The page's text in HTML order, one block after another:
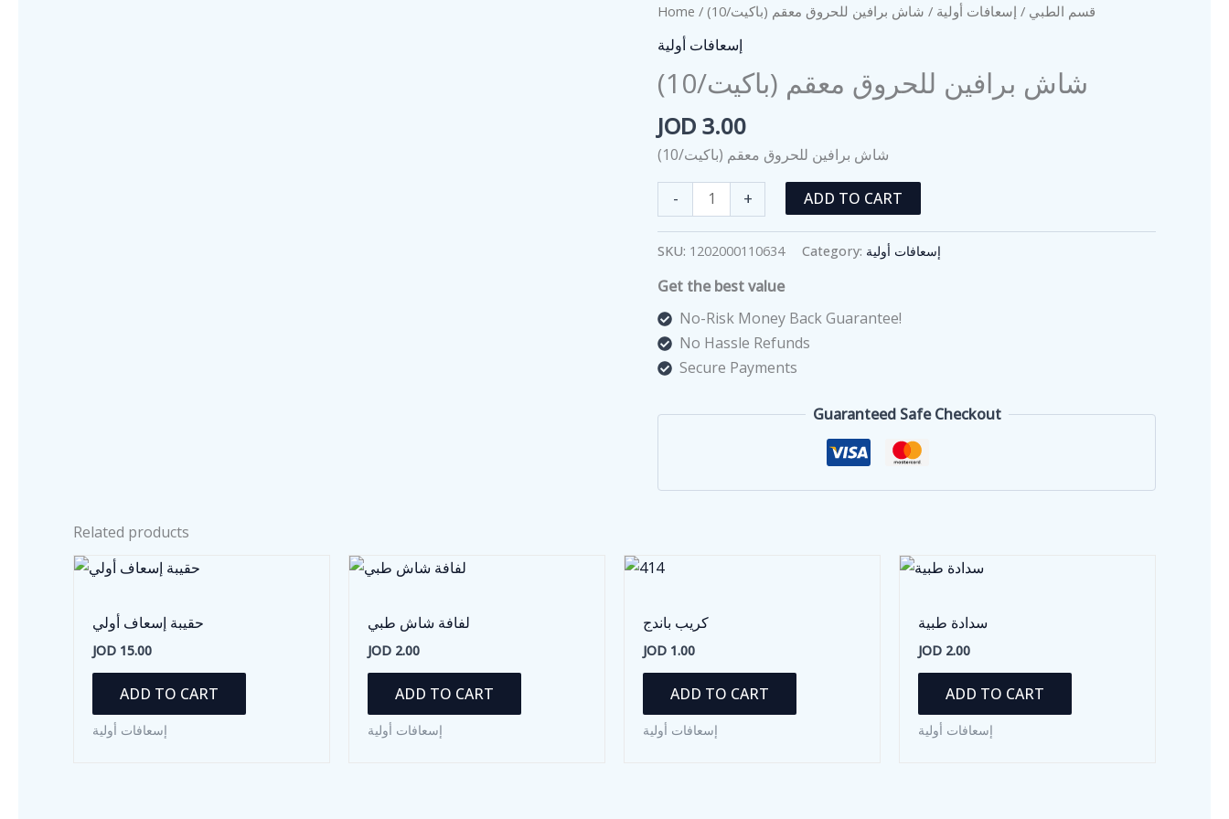
Home / قسم الطبي / إسعافات أولية / شاش برافين للحروق معقم (باكيت/10)
إسعافات أولية
شاش برافين للحروق معقم (باكيت/10)
JOD 3.00
شاش برافين للحروق معقم (باكيت/10)
-
برافين
للحروق
(باكيت/10)
quantity
+ ADD TO CART
SKU: 1202000110634 Category: إسعافات أولية
Get the best value
No-Risk Money Back Guarantee!
No Hassle Refunds
Secure Payments
Guaranteed Safe Checkout
Related products
حقيبة إسعاف أولي
JOD 15.00
ADD TO CART
إسعافات أولية
لفافة شاش طبي
JOD 2.00
ADD TO CART
إسعافات أولية
كريب باندج
JOD 1.00
ADD TO CART
إسعافات أولية
سدادة طبية
JOD 2.00
ADD TO CART
إسعافات أولية